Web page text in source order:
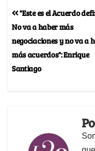
"Este es el Acuerdo
No va a haber más
negociaciones y no va a
más acuerdos": Enrique
Santiago